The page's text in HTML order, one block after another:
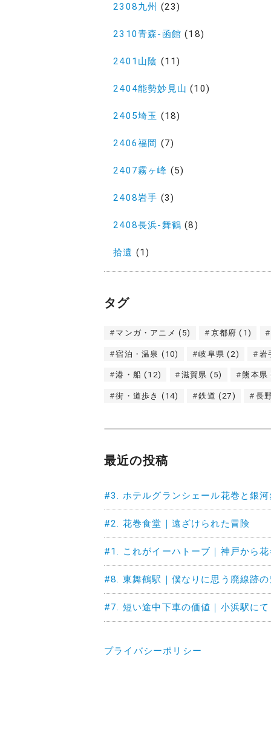
2308九州 (23)
2310青森-函館 (18)
2401山陰 (11)
2404能勢妙見山 (10)
2405埼玉 (18)
2406福岡 (7)
2407霧ヶ峰 (5)
2408岩手 (3)
2408長浜-舞鶴 (8)
拾遺 (1)
タグ
マンガ・アニメ (5) 京都府 (1)
宿泊・温泉 (10) 岐阜県 (2) 岩
港・船 (12) 滋賀県 (5) 熊本県
街・道歩き (14) 鉄道 (27) 長
最近の投稿
#3. ホテルグランシェール花巻と銀
#2. 花巻食堂｜遠ざけられた冒険
#1. これがイーハトーブ｜神戸から
#8. 東舞鶴駅｜僕なりに思う廃線跡の
#7. 短い途中下車の価値｜小浜駅にて
プライバシーポリシー